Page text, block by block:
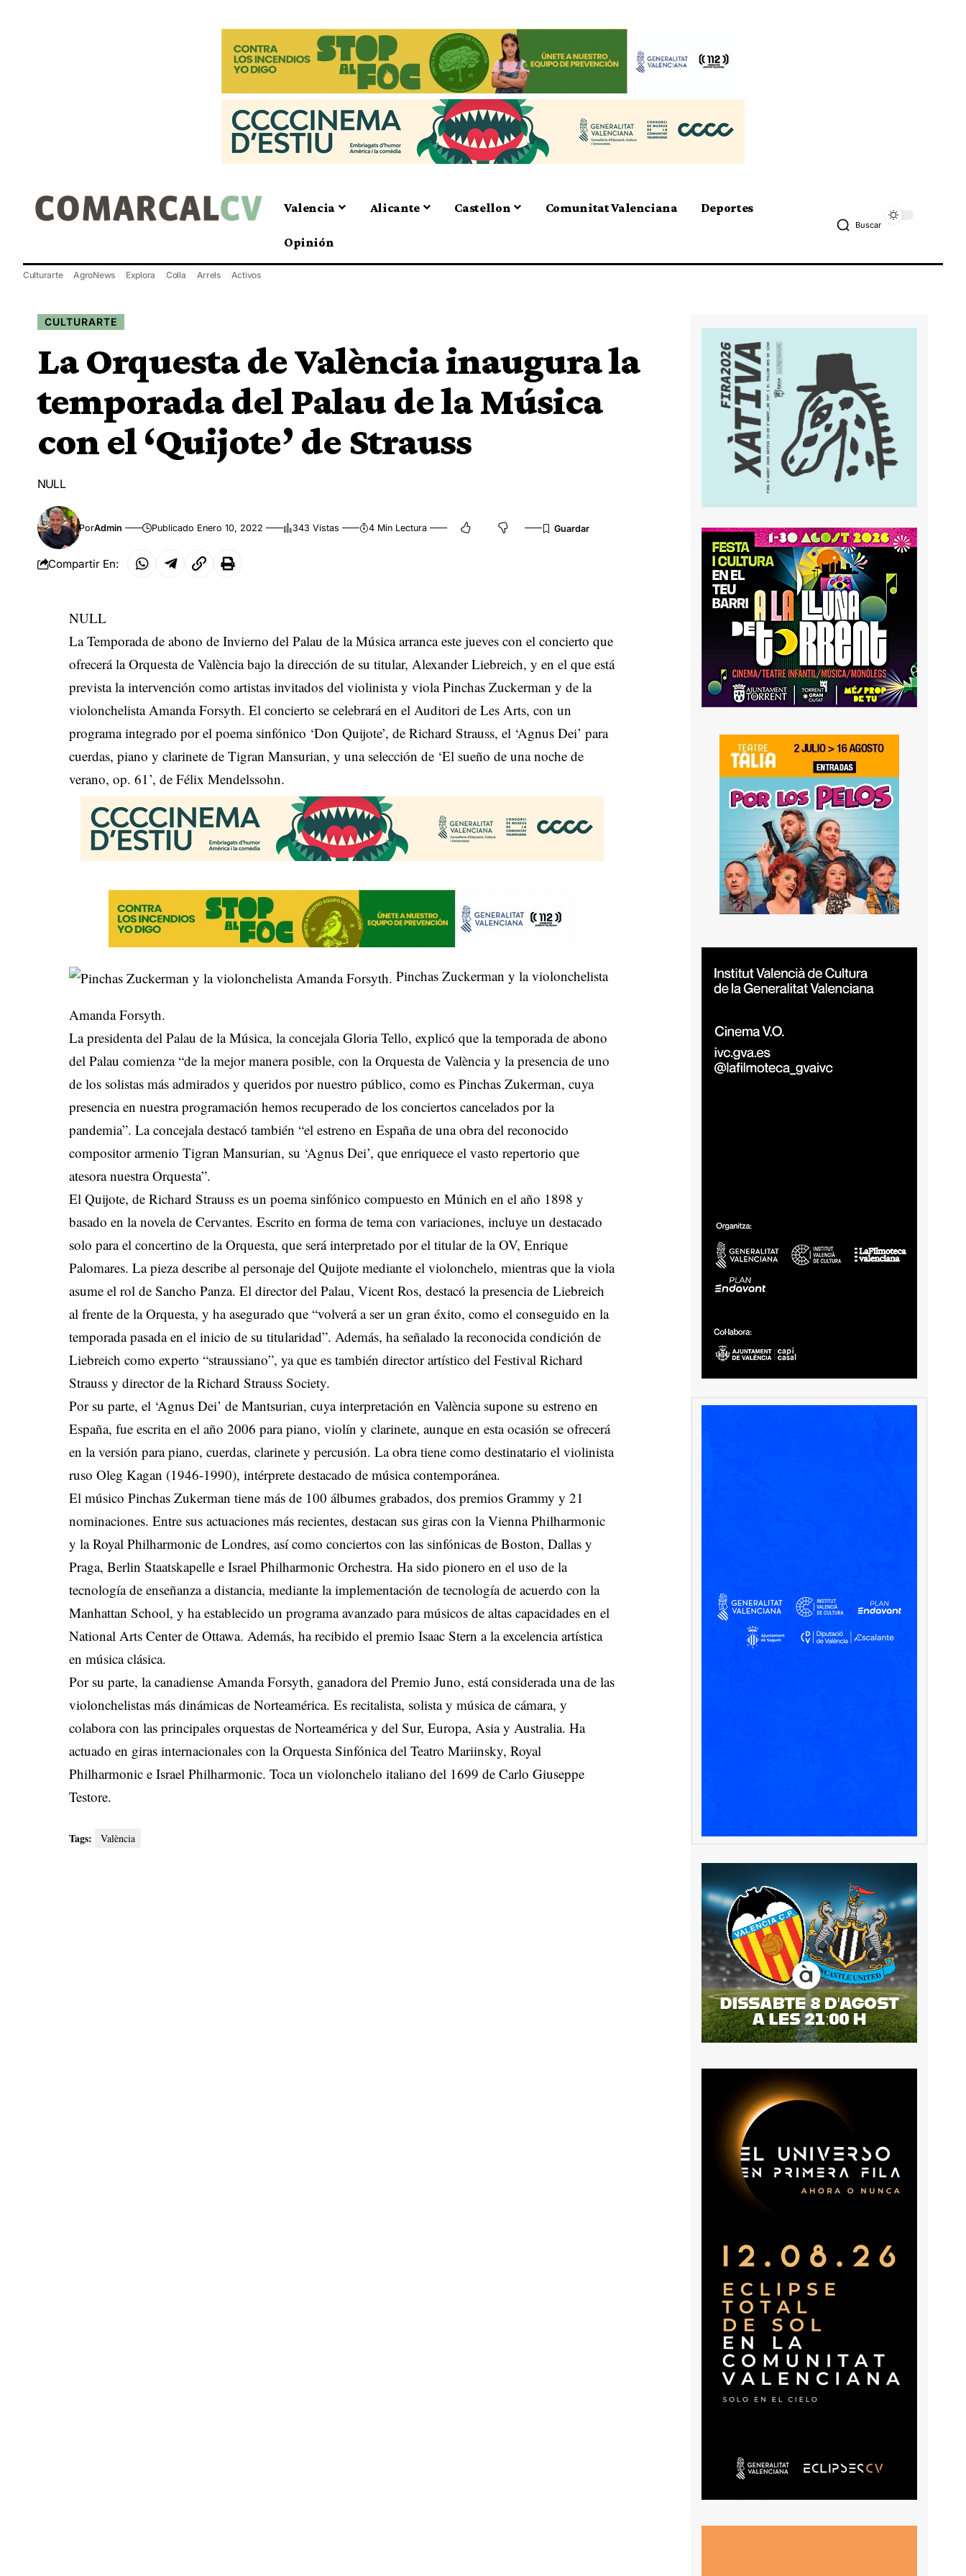
Valencia Alicante Castellon Comunitat Valenciana Deportes
Opinión
Buscar
Culturarte AgroNews Explora Colla Arrels Activos
CULTURARTE
La Orquesta de València inaugura la
temporada del Palau de la Música
con el ‘Quijote’ de Strauss
NULL
PorAdmin Publicado Enero 10, 2022 343 Vistas 4 Min Lectura
Compartir En:
NULL
La Temporada de abono de Invierno del Palau de la Música arranca este jueves con el concierto que
ofrecerá la Orquesta de València bajo la dirección de su titular, Alexander Liebreich, y en el que está
prevista la intervención como artistas invitados del violinista y viola Pinchas Zuckerman y de la
violonchelista Amanda Forsyth. El concierto se celebrará en el Auditori de Les Arts, con un
programa integrado por el poema sinfónico ‘Don Quijote’, de Richard Strauss, el ‘Agnus Dei’ para
cuerdas, piano y clarinete de Tigran Mansurian, y una selección de ‘El sueño de una noche de
verano, op. 61’, de Félix Mendelssohn.
Pinchas Zuckerman y la violonchelista
Amanda Forsyth.
La presidenta del Palau de la Música, la concejala Gloria Tello, explicó que la temporada de abono
del Palau comienza “de la mejor manera posible, con la Orquesta de València y la presencia de uno
de los solistas más admirados y queridos por nuestro público, como es Pinchas Zukerman, cuya
presencia en nuestra programación hemos recuperado de los conciertos cancelados por la
pandemia”. La concejala destacó también “el estreno en España de una obra del reconocido
compositor armenio Tigran Mansurian, su ‘Agnus Dei’, que enriquece el vasto repertorio que
atesora nuestra Orquesta”.
El Quijote, de Richard Strauss es un poema sinfónico compuesto en Múnich en el año 1898 y
basado en la novela de Cervantes. Escrito en forma de tema con variaciones, incluye un destacado
solo para el concertino de la Orquesta, que será interpretado por el titular de la OV, Enrique
Palomares. La pieza describe al personaje del Quijote mediante el violonchelo, mientras que la viola
asume el rol de Sancho Panza. El director del Palau, Vicent Ros, destacó la presencia de Liebreich
al frente de la Orquesta, y ha asegurado que “volverá a ser un gran éxito, como el conseguido en la
temporada pasada en el inicio de su titularidad”. Además, ha señalado la reconocida condición de
Liebreich como experto “straussiano”, ya que es también director artístico del Festival Richard
Strauss y director de la Richard Strauss Society.
Por su parte, el ‘Agnus Dei’ de Mantsurian, cuya interpretación en València supone su estreno en
España, fue escrita en el año 2006 para piano, violín y clarinete, aunque en esta ocasión se ofrecerá
en la versión para piano, cuerdas, clarinete y percusión. La obra tiene como destinatario el violinista
ruso Oleg Kagan (1946-1990), intérprete destacado de música contemporánea.
El músico Pinchas Zukerman tiene más de 100 álbumes grabados, dos premios Grammy y 21
nominaciones. Entre sus actuaciones más recientes, destacan sus giras con la Vienna Philharmonic
y la Royal Philharmonic de Londres, así como conciertos con las sinfónicas de Boston, Dallas y
Praga, Berlin Staatskapelle e Israel Philharmonic Orchestra. Ha sido pionero en el uso de la
tecnología de enseñanza a distancia, mediante la implementación de tecnología de acuerdo con la
Manhattan School, y ha establecido un programa avanzado para músicos de altas capacidades en el
National Arts Center de Ottawa. Además, ha recibido el premio Isaac Stern a la excelencia artística
en música clásica.
Por su parte, la canadiense Amanda Forsyth, ganadora del Premio Juno, está considerada una de las
violonchelistas más dinámicas de Norteamérica. Es recitalista, solista y música de cámara, y
colabora con las principales orquestas de Norteamérica y del Sur, Europa, Asia y Australia. Ha
actuado en giras internacionales con la Orquesta Sinfónica del Teatro Mariinsky, Royal
Philharmonic e Israel Philharmonic. Toca un violonchelo italiano del 1699 de Carlo Giuseppe
Testore.
Tags: València